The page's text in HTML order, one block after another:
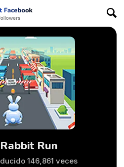
Run
146,861 veces